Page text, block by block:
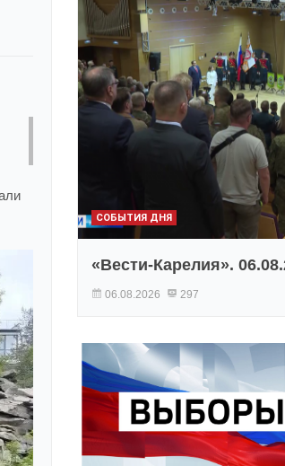
СОБЫТИЯ ДНЯ
«Вести-Карелия».
06.08.2026 297